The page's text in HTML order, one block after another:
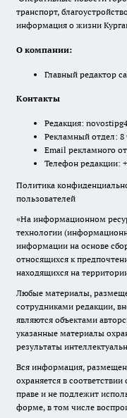
транспорт,
информация о жизни
О компании:
Главный редактор
Контакты
Редакция:
Рекламный отдел: 8
Email рекламного
Телефон редакции:
Политика
пользователей
«На информационном
технологии
информации на основе
относящихся к
находящихся на
Любые материалы,
сотрудниками редакции,
являются объектами
указанные материалы
результаты
Вся информация,
охраняется в
праве и не подлежит
форме, в том числе